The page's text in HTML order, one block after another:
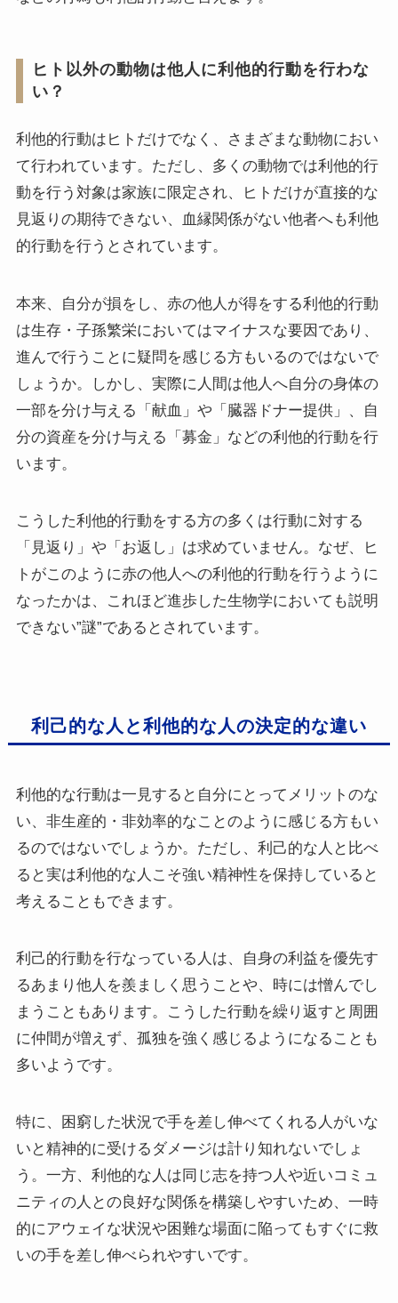
ヒト以外の動物は他人に利他的行動を行わな
い？
利他的行動はヒトだけでなく、さまざまな動物におい
て行われています。ただし、多くの動物では利他的行
動を行う対象は家族に限定され、ヒトだけが直接的な
見返りの期待できない、血縁関係がない他者へも利他
的行動を行うとされています。
本来、自分が損をし、赤の他人が得をする利他的行動
は生存・子孫繁栄においてはマイナスな要因であり、
進んで行うことに疑問を感じる方もいるのではないで
しょうか。しかし、実際に人間は他人へ自分の身体の
一部を分け与える「献血」や「臓器ドナー提供」、自
分の資産を分け与える「募金」などの利他的行動を行
います。
こうした利他的行動をする方の多くは行動に対する
「見返り」や「お返し」は求めていません。なぜ、ヒ
トがこのように赤の他人への利他的行動を行うように
なったかは、これほど進歩した生物学においても説明
できない”謎”であるとされています。
利己的な人と利他的な人の決定的な違い
利他的な行動は一見すると自分にとってメリットのな
い、非生産的・非効率的なことのように感じる方もい
るのではないでしょうか。ただし、利己的な人と比べ
ると実は利他的な人こそ強い精神性を保持していると
考えることもできます。
利己的行動を行なっている人は、自身の利益を優先す
るあまり他人を羨ましく思うことや、時には憎んでし
まうこともあります。こうした行動を繰り返すと周囲
に仲間が増えず、孤独を強く感じるようになることも
多いようです。
特に、困窮した状況で手を差し伸べてくれる人がいな
いと精神的に受けるダメージは計り知れないでしょ
う。一方、利他的な人は同じ志を持つ人や近いコミュ
ニティの人との良好な関係を構築しやすいため、一時
的にアウェイな状況や困難な場面に陥ってもすぐに救
いの手を差し伸べられやすいです。